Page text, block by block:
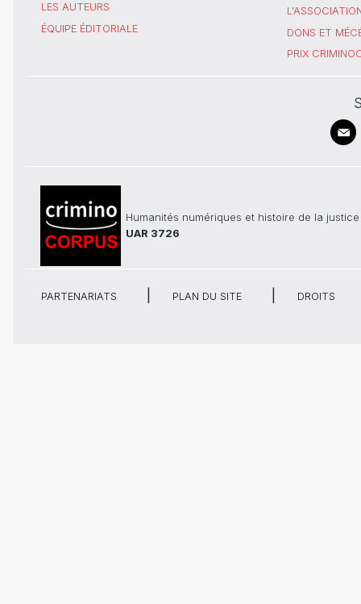
LES AUTEURS
ÉQUIPE ÉDITORIALE
DONS ET
PRIX
Humanités numériques et histoire de la justice
UAR 3726
PARTENARIATS PLAN DU SITE DROITS